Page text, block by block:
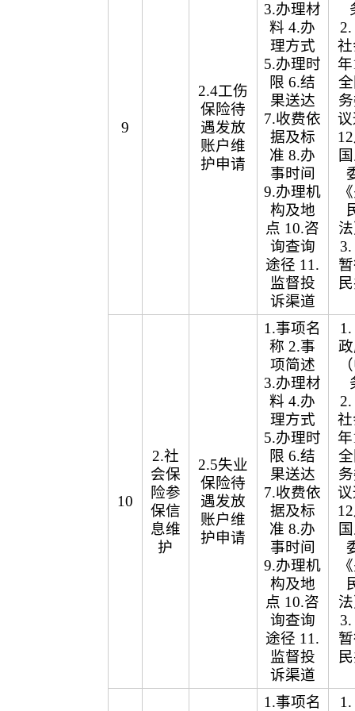
9
2.4工伤
保险待
遇发放
账户维
护申请
3.办理材
料 4.办
理方式
5.办理时
限 6.结
果送达
7.收费依
据及标
准 8.办
事时间
9.办理机
构及地
点 10.咨
询查询
途径 11.
监督投
诉渠道
10
2.社
会保
险参
保信
息维
护
2.5失业
保险待
遇发放
账户维
护申请
1.事项名
称 2.事
项简述
3.办理材
料 4.办
理方式
5.办理时
限 6.结
果送达
7.收费依
据及标
准 8.办
事时间
9.办理机
构及地
点 10.咨
询查询
途径 11.
监督投
诉渠道
1.事项名